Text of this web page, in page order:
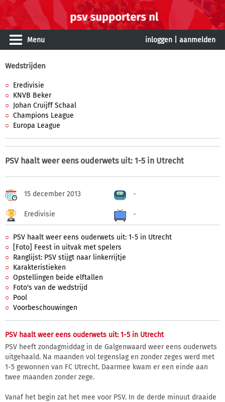
Menu inloggen aanmelden
Wedstrijden
Eredivisie
KNVB Beker
Johan Cruijff Schaal
Champions League
Europa League
PSV haalt weer eens ouderwets uit: 1-5 in Utrecht
15 december 2013 -
Eredivisie -
PSV haalt weer eens ouderwets uit: 1-5 in Utrecht
[Foto] Feest in uitvak met spelers
Ranglijst: PSV stijgt naar linkerrijtje
Karakteristieken
Opstellingen beide elftallen
Foto's van de wedstrijd
Pool
Voorbeschouwingen
PSV haalt weer eens ouderwets uit: 1-5 in Utrecht
PSV heeft zondagmiddag in de Galgenwaard weer eens ouderwets
uitgehaald. Na maanden vol tegenslag en zonder zeges werd met
1-5 gewonnen van FC Utrecht. Daarmee kwam er een einde aan
twee maanden zonder zege.
Vanaf het begin zat het mee voor PSV. In de derde minuut draaide